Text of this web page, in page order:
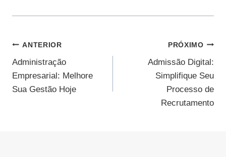
Navegação
De
Post
ANTERIOR
Administração
Empresarial: Melhore
Sua Gestão Hoje
PRÓXIMO
Admissão Digital:
Simplifique Seu
Processo de
Recrutamento